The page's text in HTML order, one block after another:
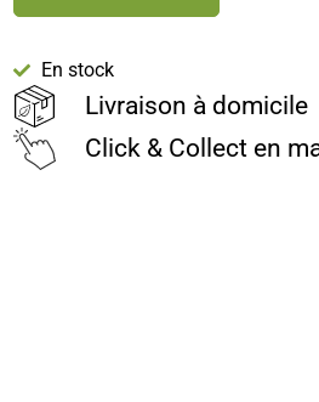
En stock
Livraison à domicile
Click & Collect en